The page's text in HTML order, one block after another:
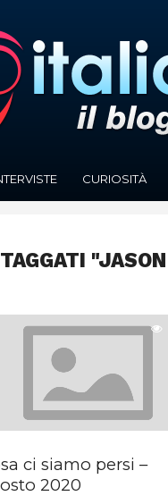
CURIOSITÀ
ci siamo persi –
2020